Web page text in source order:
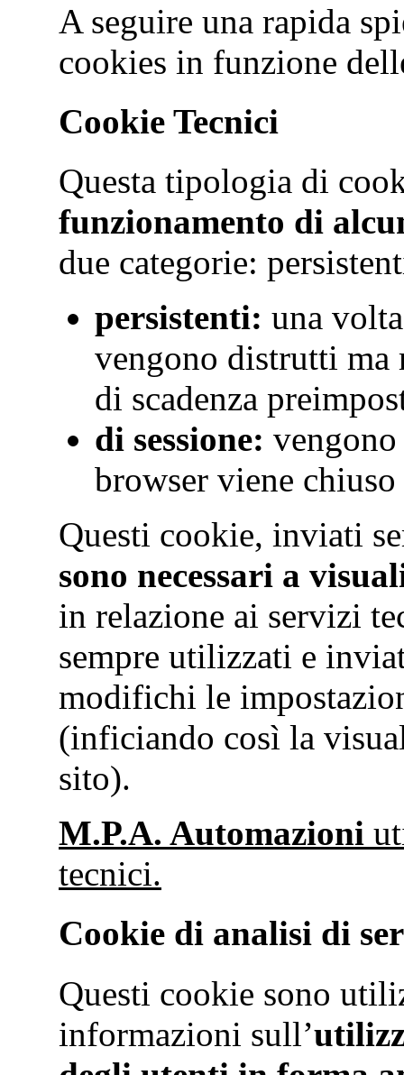
A seguire una rapida
cookies in funzione
Cookie Tecnici
Questa tipologia di
funzionamento di
due categorie:
persistenti: una
vengono distrutti ma
di scadenza
di sessione:
browser viene chiuso
Questi cookie, inviati
sono necessari a
in relazione ai servizi
sempre utilizzati e
modifichi le
(inficiando così la
sito).
M.P.A. Automazioni
tecnici.
Cookie di analisi di
Questi cookie sono
informazioni sull’